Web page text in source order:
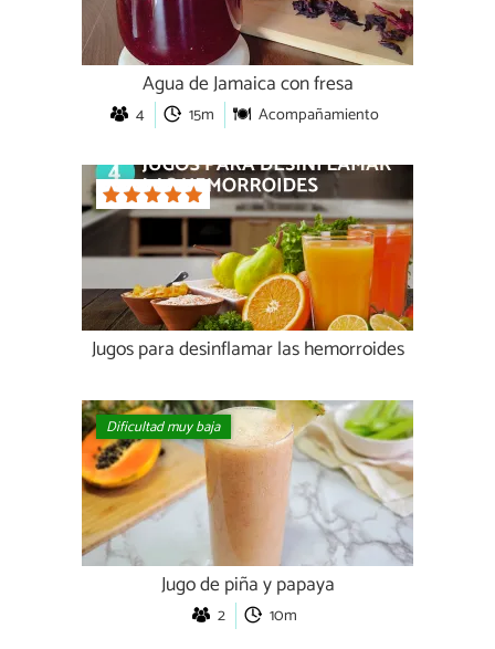
Agua de Jamaica con fresa
4 15m Acompañamiento
Jugos para desinflamar las hemorroides
Dificultad muy baja
Jugo de piña y papaya
2 10m